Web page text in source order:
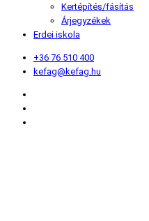
Kertépítés/fásítás
Árjegyzékek
Erdei iskola
+36 76 510 400
kefag@kefag.hu